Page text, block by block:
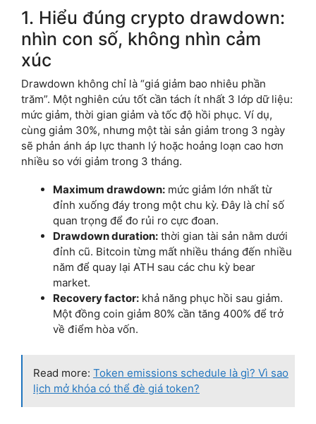
1. Hiểu đúng crypto drawdown:
nhìn con số, không nhìn cảm
xúc
Drawdown không chỉ là “giá giảm bao nhiêu phần
trăm”. Một nghiên cứu tốt cần tách ít nhất 3 lớp dữ liệu:
mức giảm, thời gian giảm và tốc độ hồi phục. Ví dụ,
cùng giảm 30%, nhưng một tài sản giảm trong 3 ngày
sẽ phản ánh áp lực thanh lý hoặc hoảng loạn cao hơn
nhiều so với giảm trong 3 tháng.
Maximum drawdown: mức giảm lớn nhất từ
đỉnh xuống đáy trong một chu kỳ. Đây là chỉ số
quan trọng để đo rủi ro cực đoan.
Drawdown duration: thời gian tài sản nằm dưới
đỉnh cũ. Bitcoin từng mất nhiều tháng đến nhiều
năm để quay lại ATH sau các chu kỳ bear
market.
Recovery factor: khả năng phục hồi sau giảm.
Một đồng coin giảm 80% cần tăng 400% để trở
về điểm hòa vốn.
Read more: Token emissions schedule là gì? Vì sao
lịch mở khóa có thể đè giá token?